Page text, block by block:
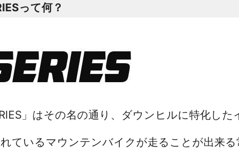
って何？
」はその名の通り、ダウンヒルに特化した
ているマウンテンバイクが走ることが出来